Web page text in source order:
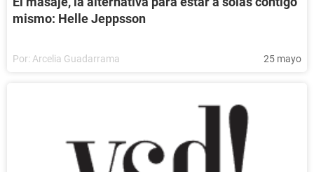
mismo: Helle Jeppsson
Por: Arcelia Guadarrama 25 mayo